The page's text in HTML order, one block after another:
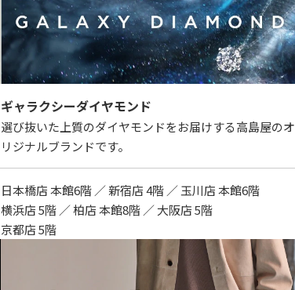
ギャラクシーダイヤモンド
選び抜いた上質のダイヤモンドをお届けする高島屋のオ
リジナルブランドです。
日本橋店 本館6階 ／ 新宿店 4階 ／ 玉川店 本館6階
横浜店 5階 ／ 柏店 本館8階 ／ 大阪店 5階
京都店 5階